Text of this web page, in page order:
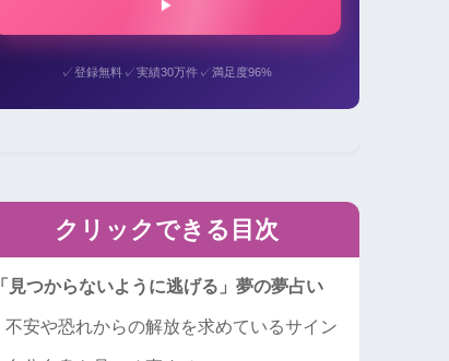
✓登録無料 ✓実績30万件 ✓満足度96%
クリックできる目次
「見つからないように逃げる」夢の夢占い
不安や恐れからの解放を求めているサイン